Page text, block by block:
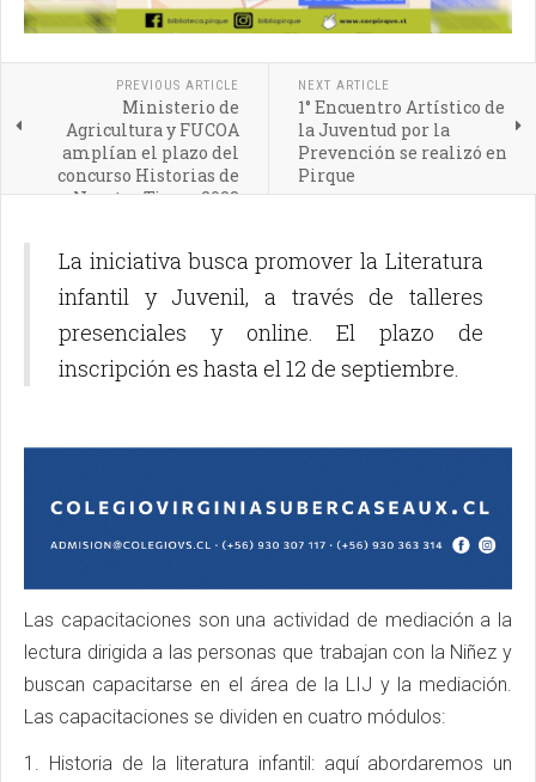
PREVIOUS ARTICLE
Ministerio de
Agricultura y FUCOA
amplían el plazo del
concurso Historias de
Nuestra Tierra 2023
NEXT ARTICLE
1° Encuentro Artístico de
la Juventud por la
Prevención se realizó en
Pirque
La iniciativa busca promover la Literatura
infantil y Juvenil, a través de talleres
presenciales y online. El plazo de
inscripción es hasta el 12 de septiembre.
Las capacitaciones son una actividad de mediación a la
lectura dirigida a las personas que trabajan con la Niñez y
buscan capacitarse en el área de la LIJ y la mediación.
Las capacitaciones se dividen en cuatro módulos:
1. Historia de la literatura infantil: aquí abordaremos un